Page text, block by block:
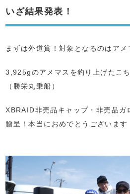
いざ結果発表！
まずは外道賞！対象となるのはアメ
3,925gのアメマスを釣り上げたこ
（勝栄丸乗船）
XBRAID非売品キャップ・非売品ガ
贈呈！本当におめでとうございます